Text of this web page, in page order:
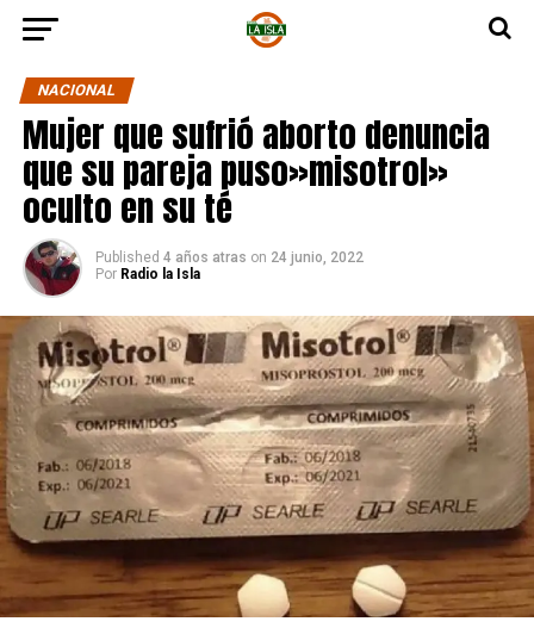
NACIONAL
Mujer que sufrió aborto denuncia
que su pareja puso»misotrol»
oculto en su té
Published 4 años atras on 24 junio, 2022
Por Radio la Isla